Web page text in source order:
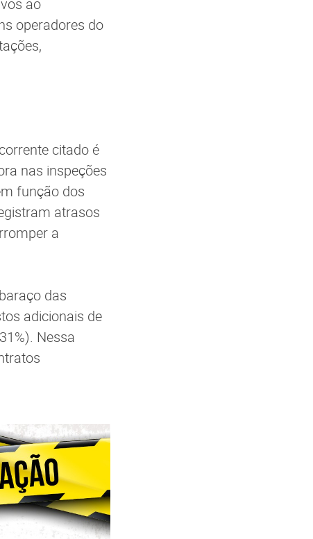
ao
operadores do
citado é
nas inspeções
função dos
atrasos
a
das
adicionais de
Nessa